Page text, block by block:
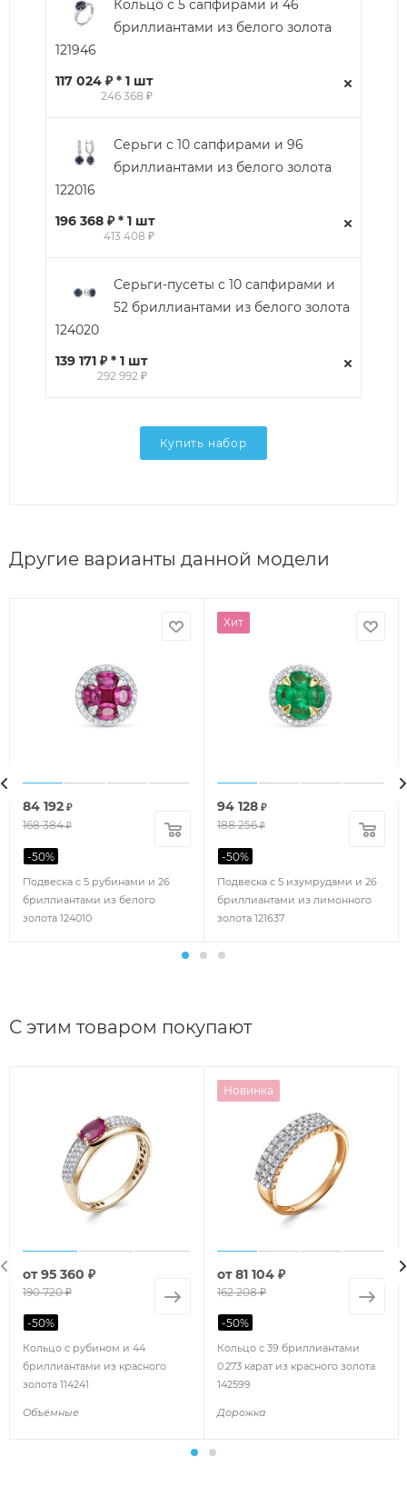
Кольцо с 5 сапфирами и 46
бриллиантами из белого золота
121946
117 024 ₽ * 1 шт
246 368 ₽
Серьги с 10 сапфирами и 96
бриллиантами из белого золота
122016
196 368 ₽ * 1 шт
413 408 ₽
Серьги-пусеты с 10 сапфирами и
52 бриллиантами из белого золота
124020
139 171 ₽ * 1 шт
292 992 ₽
Купить набор
Другие варианты данной модели
Подвеска с 5 рубинами и 26
бриллиантами из белого
золота 124010
84 192 ₽
168 384₽
-50%
Хит
Подвеска с 5 изумрудами и 26
бриллиантами из лимонного
золота 121637
94 128 ₽
188 256₽
-50%
С этим товаром покупают
Кольцо с рубином и 44
бриллиантами из красного
золота 114241
Объёмные
от95 360 ₽
190 720 ₽
-50%
Новинка
Кольцо с 39 бриллиантами
0.273 карат из красного золота
142599
Дорожка
от81 104 ₽
162 208 ₽
-50%